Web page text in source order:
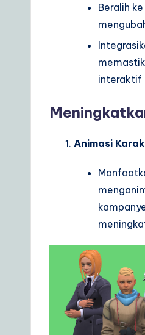
Beralih
interaktif
Animasi